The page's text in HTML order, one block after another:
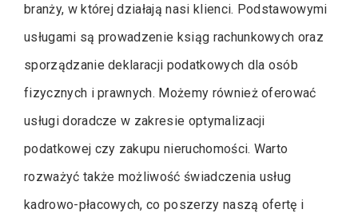
branży, w której działają nasi klienci. Podstawowymi
usługami są prowadzenie ksiąg rachunkowych oraz
sporządzanie deklaracji podatkowych dla osób
fizycznych i prawnych. Możemy również oferować
usługi doradcze w zakresie optymalizacji
podatkowej czy zakupu nieruchomości. Warto
rozważyć także możliwość świadczenia usług
kadrowo-płacowych, co poszerzy naszą ofertę i